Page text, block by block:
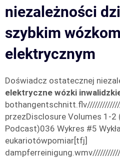
niezależności
szybkim
elektrycznym
Doświadcz ostatecznej
elektryczne wózki
przezDisclosure Volumes 1-2
Podcast)036 Wykres #5
eukariotówpomiar[tfj]